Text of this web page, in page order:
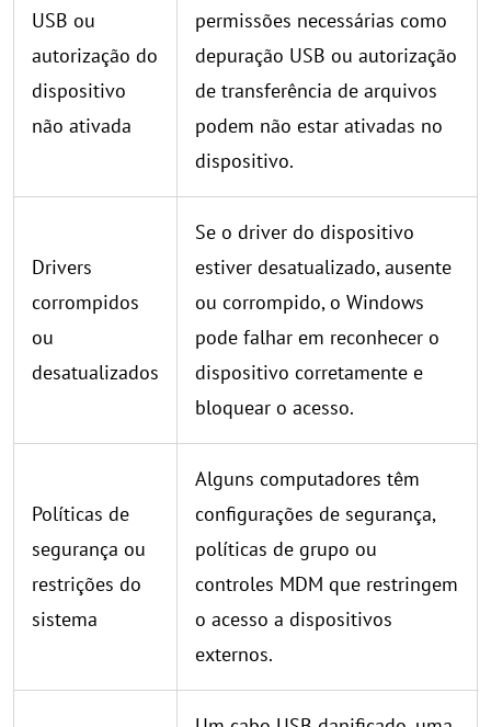
USB ou
autorização do
dispositivo
não ativada
permissões necessárias como
depuração USB ou autorização
de transferência de arquivos
podem não estar ativadas no
dispositivo.
Drivers
corrompidos
ou
desatualizados
Se o driver do dispositivo
estiver desatualizado, ausente
ou corrompido, o Windows
pode falhar em reconhecer o
dispositivo corretamente e
bloquear o acesso.
Políticas de
segurança ou
restrições do
sistema
Alguns computadores têm
configurações de segurança,
políticas de grupo ou
controles MDM que restringem
o acesso a dispositivos
externos.